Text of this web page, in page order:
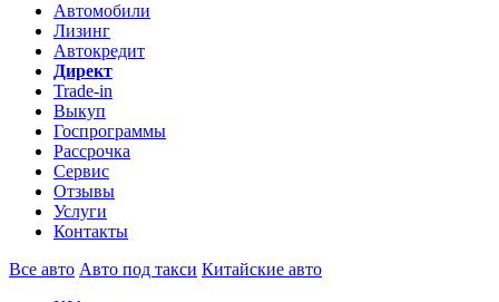
Автомобили
Лизинг
Автокредит
Директ
Trade-in
Выкуп
Госпрограммы
Рассрочка
Сервис
Отзывы
Услуги
Контакты
Все авто Авто под такси Китайские авто